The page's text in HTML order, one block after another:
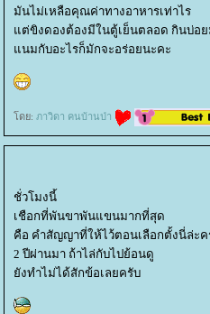
มันไม่เหลือคุณค่าทางอาหารเท่าไร
ต่ขิงดองต้องมีในตู้เย็นตลอด กินบ่อย
นมกับอะไรก็มักจะอร่อยนะคะ
ดย: ภาวิดา คนบ้านป่า
ชั่วโมงนี้
เชือกที่พันขาพันแขนมากที่สุด
คือ คำสัญญาที่ให้ไว้ตอนเลือกตั้งนี่ล่ะค
2 ปีผ่านมา ถ้าไล่กับไปย้อนดู
ังทำไม่ได้สักข้อเลยครับ